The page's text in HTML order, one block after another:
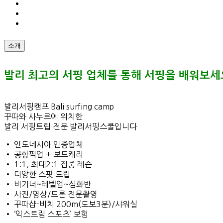
소개
발리 최고의 서핑 업체를 통해 서핑을 배워보
발리서핑캠프 Bali surfing camp
꾸따와 사누르에 위치한
발리 서핑트립 전문 발리서핑스쿨입니다
• 인도네시아 인증업체
• 공항픽업 + 보드캐리
• 1:1, 최대2:1 집중 레슨
• 다양한 스팟 트립
• 비기너~레벨업~심화반
• 사진/영상/드론 전문촬영
• 꾸따샵-비치 200m(도보3분)/샤워실
• ‘익스트림 스포츠’ 보험